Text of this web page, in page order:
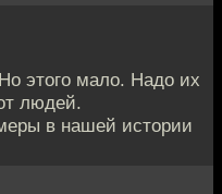
этого мало. Надо их
людей.
в нашей истории